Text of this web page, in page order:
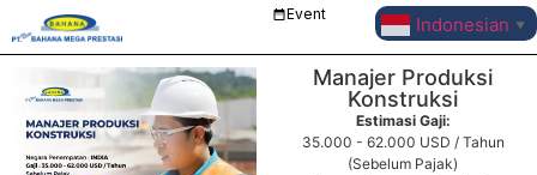
Event Indonesian ▼
Manajer Produksi
Konstruksi
Estimasi Gaji:
35.000 - 62.000 USD / Tahun
(Sebelum Pajak)